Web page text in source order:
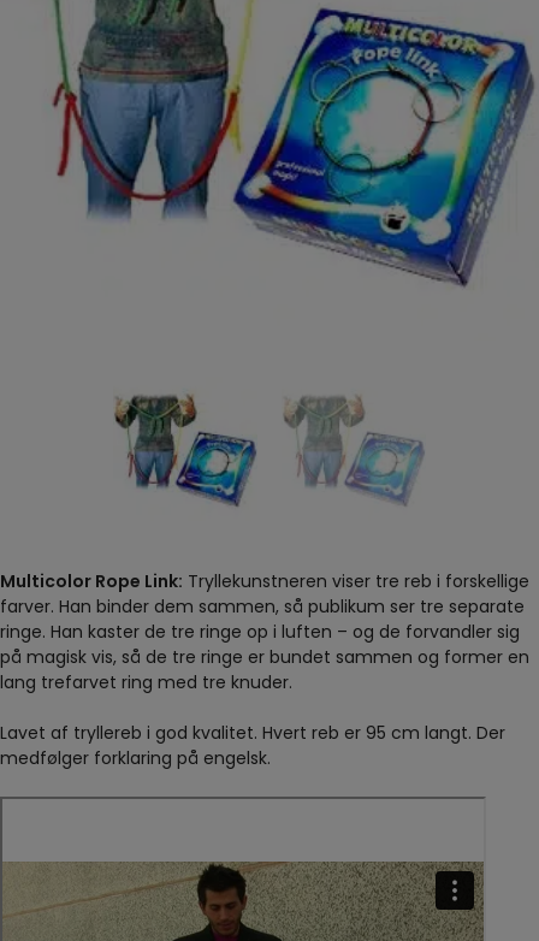
Multicolor Rope Link: Tryllekunstneren viser tre reb i forskellige
farver. Han binder dem sammen, så publikum ser tre separate
ringe. Han kaster de tre ringe op i luften – og de forvandler sig
på magisk vis, så de tre ringe er bundet sammen og former en
lang trefarvet ring med tre knuder.
Lavet af tryllereb i god kvalitet. Hvert reb er 95 cm langt. Der
medfølger forklaring på engelsk.